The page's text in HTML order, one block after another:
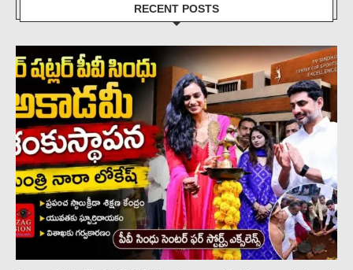
RECENT POSTS